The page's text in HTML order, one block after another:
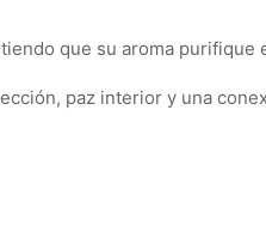
que su aroma purifique
paz interior y una